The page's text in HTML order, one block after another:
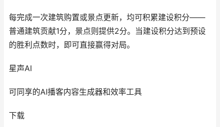
每完成一次建筑购置或景点更新，均可积累建设积分——
普通建筑贡献1分，景点则提供2分。当建设积分达到预设
的胜利点数时，即可直接赢得对局。
星声AI
可同享的AI播客内容生成器和效率工具
下载